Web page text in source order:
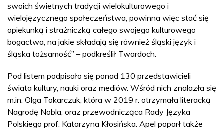
swoich świetnych tradycji wielokulturowego i
wielojęzycznego społeczeństwa, powinna więc stać się
opiekunką i strażniczką całego swojego kulturowego
bogactwa, na jakie składają się również śląski język i
śląska tożsamość” – podkreślił Twardoch.
Pod listem podpisało się ponad 130 przedstawicieli
świata kultury, nauki oraz mediów. Wśród nich znalazła się
m.in. Olga Tokarczuk, która w 2019 r. otrzymała literacką
Nagrodę Nobla, oraz przewodnicząca Rady Języka
Polskiego prof. Katarzyna Kłosińska. Apel poparł także